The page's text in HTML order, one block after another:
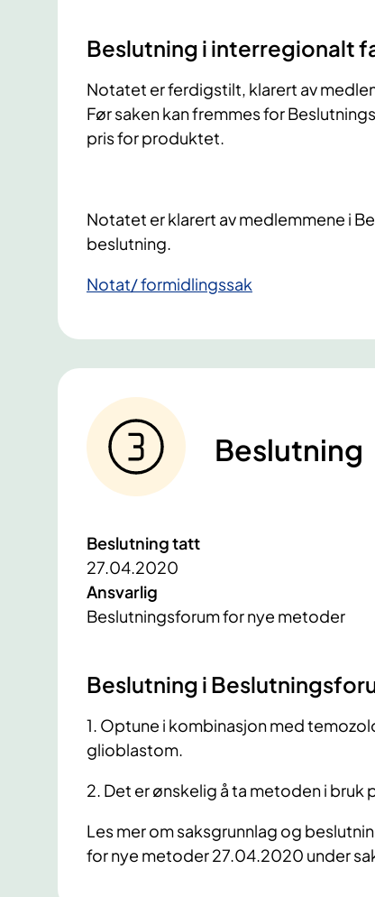
Beslutning i interregionalt
Notatet er ferdigstilt, klarert av
Før saken kan fremmes for
pris for produktet.
Notatet er klarert av medlemmene i
beslutning.
Notat/ formidlingssak
Beslutning
Beslutning tatt
27.04.2020
Ansvarlig
Beslutningsforum for nye metoder
​Beslutning i
1. Optune i kombinasjon med
glioblastom.
2. Det er ønskelig å ta metoden i bruk
Les mer om saksgrunnlag og
for nye metoder 27.04.2020 under